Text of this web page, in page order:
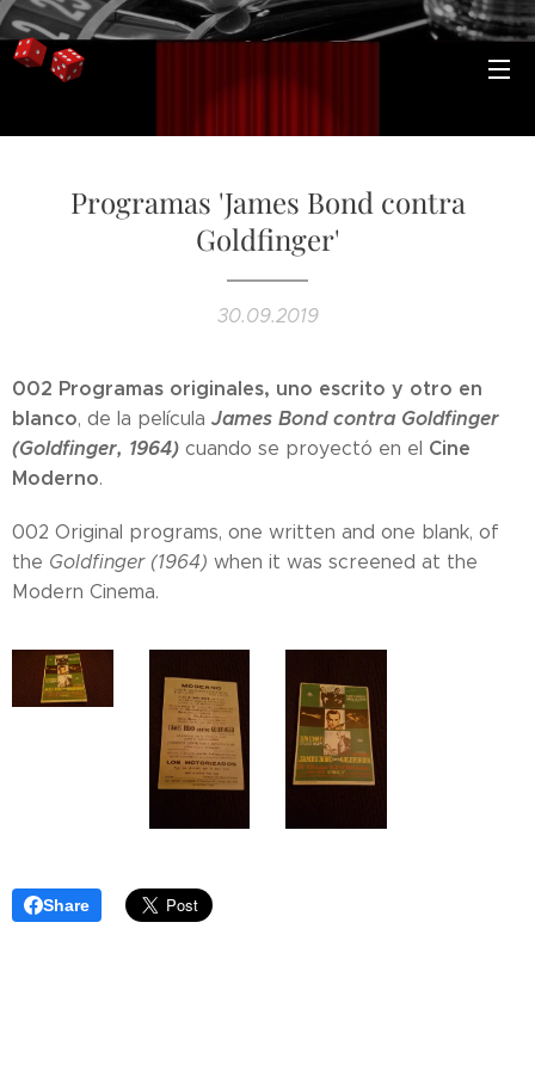
Programas 'James Bond contra
Goldfinger'
30.09.2019
002 Programas originales, uno escrito y otro en
blanco, de la película James Bond contra Goldfinger
(Goldfinger, 1964) cuando se proyectó en el Cine
Moderno.
002 Original programs, one written and one blank, of
the Goldfinger (1964) when it was screened at the
Modern Cinema.
Share